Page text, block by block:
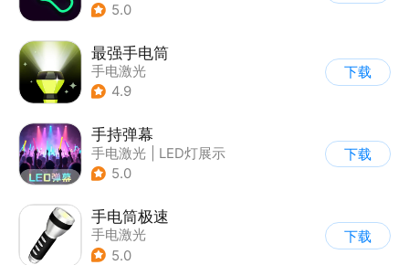
5.0
最强手电筒
手电激光
4.9
下载
手持弹幕
手电激光
LED灯展示
5.0
下载
手电筒极速
手电激光
5.0
下载